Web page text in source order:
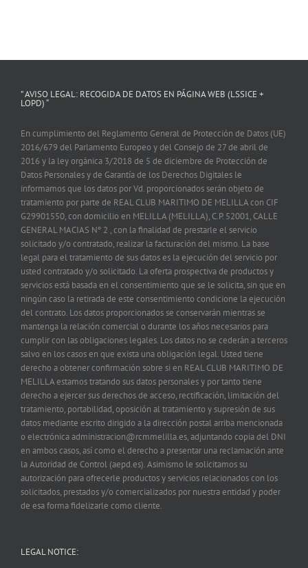
” AVISO LEGAL: RECOGIDA DE DATOS EN PÁGINA WEB (LSSICE +
LOPD) “
En cumplimiento del Reglamento General de Protección de Datos (UE)
2016/679 del Parlamento Europeo y del Consejo de 27 de abril de
2016 y la ley orgánica 3/2018 de 5 de diciembre de Protección de
Datos Personales y de Garantía de los Derechos Digitales le
informamos que los datos por Vd. proporcionados serán objeto de
tratamiento por parte de REAL CLUB MARITIMO DE MELILLA con CIF
G29901550, con domicilio en MELILLA (MELILLA), C.P. 52001, CALLE
GENERAL MACIAS Nº 2 , con la finalidad de prestarle el servicio
solicitado y/o contratado, realizar la facturación del mismo. La base
legal para el tratamiento de sus datos es la ejecución del servicio por
usted contratado y/o solicitado. La oferta prospectiva de productos y
servicios está basada en el consentimiento que se le solicita, sin que en
ningún caso la retirada de este consentimiento condicione la ejecución
del contrato. Los datos proporcionados se conservarán mientras se
mantenga la relación comercial o durante los años necesarios para
cumplir con las obligaciones legales. Los datos no se cederán a terceros
salvo en los casos en que exista una obligación legal. Usted tiene
derecho a obtener confirmación sobre si en REAL CLUB MARITIMO DE
MELILLA estamos tratando sus datos personales y por tanto tiene
derecho a ejercer sus derechos de acceso, rectificación, limitación del
tratamiento, portabilidad, oposición al tratamiento y supresión de sus
datos mediante escrito dirigido a la dirección postal arriba mencionada
o electrónica administracion@rcmmelilla.es, adjuntando copia del DNI
en ambos casos, así como el derecho a presentar una reclamación ante
la Autoridad de Control (aepd.es). Asimismo le solicitamos su
autorización para ofrecerle productos y servicios relacionados con los
solicitados, prestados y/o comercializados por nuestra entidad y poder
de esa forma fidelizarle como cliente.
LEGAL NOTICE: